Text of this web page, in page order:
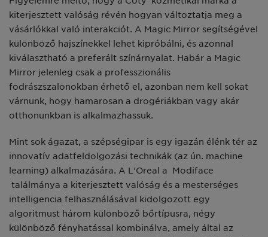
kiterjesztett valóság révén hogyan változtatja meg a
vásárlókkal való interakciót. A Magic Mirror segítségével
különböző hajszínekkel lehet kipróbálni, és azonnal
kiválasztható a preferált színárnyalat. Habár a Magic
Mirror jelenleg csak a professzionális
fodrászszalonokban érhető el, azonban nem kell sokat
várnunk, hogy hamarosan a drogériákban vagy akár
otthonunkban is alkalmazhassuk.
Mint sok ágazat, a szépségipar is egy igazán élénk tér az
innovatív adatfeldolgozási technikák (az ún. machine
learning) alkalmazására. A L'Oreal a Modiface
találmánya a kiterjesztett valóság és a mesterséges
intelligencia felhasználásával kidolgozott egy
algoritmust három különböző bőrtípusra, négy
különböző fényhatással kombinálva, amely által az